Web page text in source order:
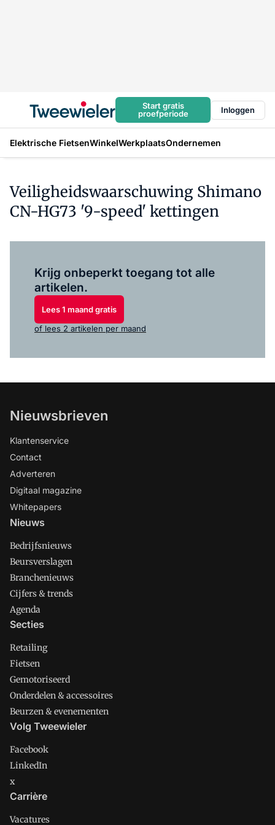
Start gratis
proefperiode
Inloggen
Elektrische FietsenWinkelWerkplaatsOndernemen
Veiligheidswaarschuwing Shimano
CN-HG73 '9-speed' kettingen
Krijg onbeperkt toegang tot alle
artikelen.
Lees 1 maand gratis
of lees 2 artikelen per maand
Nieuwsbrieven
Klantenservice
Contact
Adverteren
Digitaal magazine
Whitepapers
Nieuws
Bedrijfsnieuws
Beursverslagen
Branchenieuws
Cijfers & trends
Agenda
Secties
Retailing
Fietsen
Gemotoriseerd
Onderdelen & accessoires
Beurzen & evenementen
Volg Tweewieler
Facebook
LinkedIn
x
Carrière
Vacatures